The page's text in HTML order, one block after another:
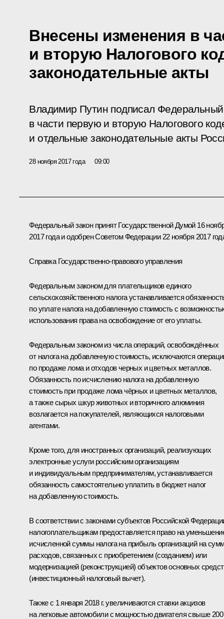
Внесены изменения в
и вторую Налогового
законодательные акты
Владимир Путин подписал
в части первую и вторую Налогового
и отдельные законодательные акты
28 ноября 2017 года 09:00
Федеральный закон принят Государственной Думой 16
2017 года и одобрен Советом Федерации 22 ноября 2017
Справка Государственно-правового управления
Федеральным законом для плательщиков единого
сельскохозяйственного налога устанавливается
по уплате налога на добавленную стоимость с
использования права на освобождение от его уплаты.
Федеральным законом из числа операций, освобождённых
от налога на добавленную стоимость, исключаются
по продаже лома и отходов черных и цветных металлов.
Обязанность по исчислению налога на добавленную
стоимость при продаже лома чёрных и цветных металлов,
а также сырых шкур животных и вторичного алюминия
возлагается на покупателей, являющихся налоговыми
агентами.
Кроме того, для иностранных организаций, реализующих
электронные услуги российским организациям
и индивидуальным предпринимателям, устанавливается
обязанность самостоятельно уплатить в бюджет налог
на добавленную стоимость.
В соответствии с законами субъектов Российской
налогоплательщикам предоставляется право на
исчисленной суммы налога на прибыль организаций на
расходов, связанных с приобретением (созданием) или
модернизацией (реконструкцией) объектов основных
(инвестиционный налоговый вычет).
Также с 1 января 2018 г. увеличиваются ставки акцизов
на легковые автомобили с мощностью двигателя свыше 200